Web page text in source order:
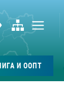
И ООПТ